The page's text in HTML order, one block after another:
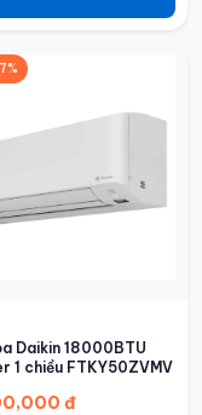
Daikin 18000BTU
1 chiều FTKY50ZVMV
đ